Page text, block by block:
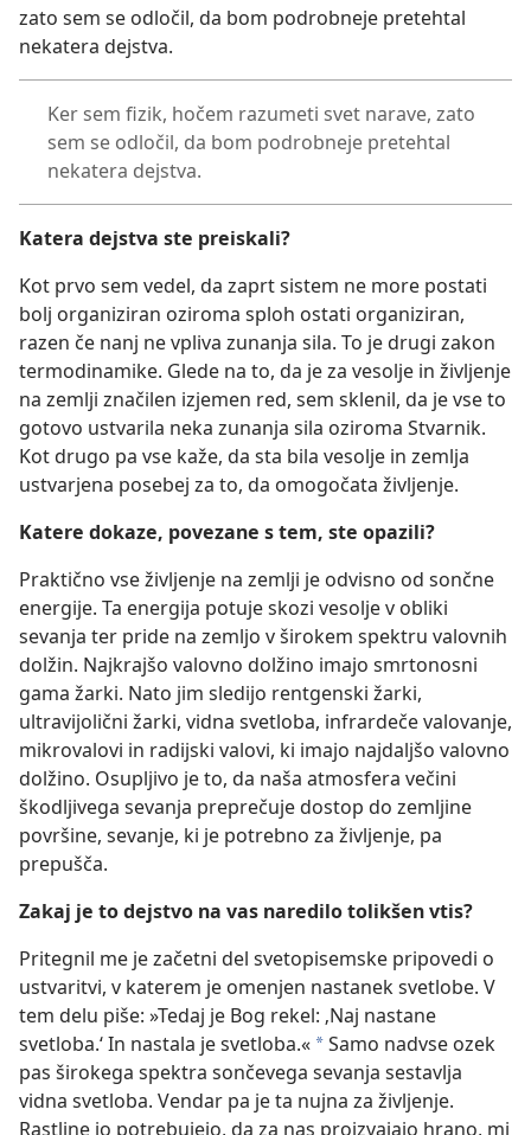
zato sem se odločil, da bom podrobneje pretehtal
nekatera dejstva.
Ker sem fizik, hočem razumeti svet narave, zato
sem se odločil, da bom podrobneje pretehtal
nekatera dejstva.
Katera dejstva ste preiskali?
Kot prvo sem vedel, da zaprt sistem ne more postati
bolj organiziran oziroma sploh ostati organiziran,
razen če nanj ne vpliva zunanja sila. To je drugi zakon
termodinamike. Glede na to, da je za vesolje in življenje
na zemlji značilen izjemen red, sem sklenil, da je vse to
gotovo ustvarila neka zunanja sila oziroma Stvarnik.
Kot drugo pa vse kaže, da sta bila vesolje in zemlja
ustvarjena posebej za to, da omogočata življenje.
Katere dokaze, povezane s tem, ste opazili?
Praktično vse življenje na zemlji je odvisno od sončne
energije. Ta energija potuje skozi vesolje v obliki
sevanja ter pride na zemljo v širokem spektru valovnih
dolžin. Najkrajšo valovno dolžino imajo smrtonosni
gama žarki. Nato jim sledijo rentgenski žarki,
ultravijolični žarki, vidna svetloba, infrardeče valovanje,
mikrovalovi in radijski valovi, ki imajo najdaljšo valovno
dolžino. Osupljivo je to, da naša atmosfera večini
škodljivega sevanja preprečuje dostop do zemljine
površine, sevanje, ki je potrebno za življenje, pa
prepušča.
Zakaj je to dejstvo na vas naredilo tolikšen vtis?
Pritegnil me je začetni del svetopisemske pripovedi o
ustvaritvi, v katerem je omenjen nastanek svetlobe. V
tem delu piše: »Tedaj je Bog rekel: ‚Naj nastane
svetloba.‘ In nastala je svetloba.« *Samo nadvse ozek
pas širokega spektra sončevega sevanja sestavlja
vidna svetloba. Vendar pa je ta nujna za življenje.
Rastline jo potrebujejo, da za nas proizvajajo hrano, mi